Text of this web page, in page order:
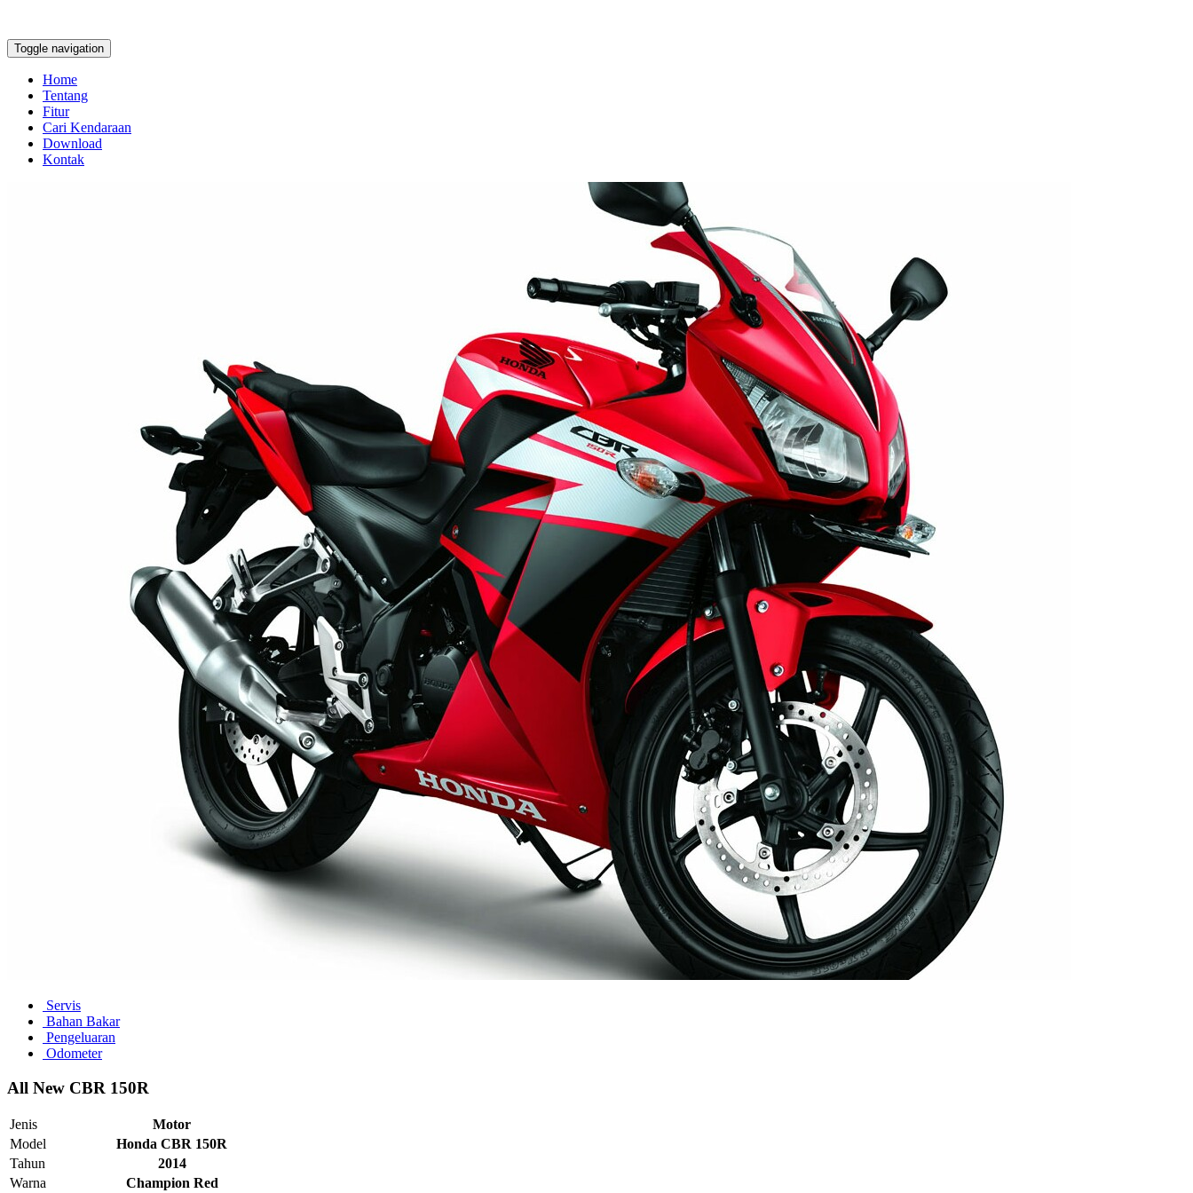
Toggle navigation
Home
Tentang
Fitur
Cari Kendaraan
Download
Kontak
Servis
Bahan Bakar
Pengeluaran
Odometer
All New CBR 150R
Jenis
Motor
Model
Honda CBR 150R
Tahun
2014
Warna
Champion Red